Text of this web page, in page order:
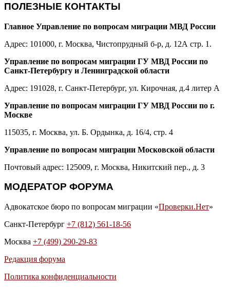
ПОЛЕЗНЫЕ КОНТАКТЫ
Главное Управление по вопросам миграции МВД России
Адрес: 101000, г. Москва, Чистопрудный б-р, д. 12А стр. 1.
Управление по вопросам миграции ГУ МВД России по
Санкт-Петербургу и Ленинградской области
Адрес: 191028, г. Санкт-Петербург, ул. Кирочная, д.4 литер А
Управление по вопросам миграции ГУ МВД России по г.
Москве
115035, г. Москва, ул. Б. Ордынка, д. 16/4, стр. 4
Управление по вопросам миграции Московской области
Почтовый адрес: 125009, г. Москва, Никитский пер., д. 3
МОДЕРАТОР ФОРУМА
Адвокатское бюро по вопросам миграции «Проверки.Нет»
Санкт-Петербург +7 (812) 561-18-56
Москва +7 (499) 290-29-83
Редакция форума
Политика конфиденциальности